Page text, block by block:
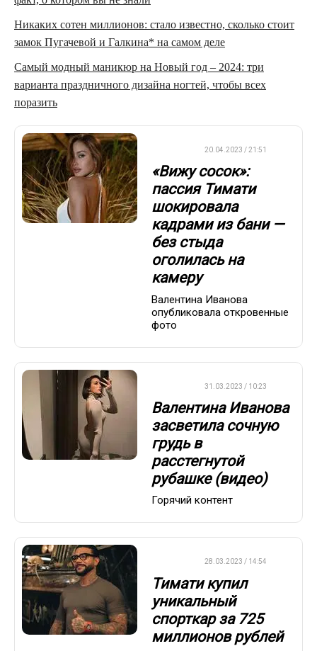
Никаких сотен миллионов: стало известно, сколько стоит
замок Пугачевой и Галкина* на самом деле
Самый модный маникюр на Новый год – 2024: три
варианта праздничного дизайна ногтей, чтобы всех
поразить
20.04.2023 / 21:51
«Вижу сосок»:
пассия Тимати
шокировала
кадрами из бани —
без стыда
оголилась на
камеру
Валентина Иванова
опубликовала откровенные
фото
31.03.2023 / 10:23
Валентина Иванова
засветила сочную
грудь в
расстегнутой
рубашке (видео)
Горячий контент
28.03.2023 / 14:54
Тимати купил
уникальный
спорткар за 725
миллионов рублей